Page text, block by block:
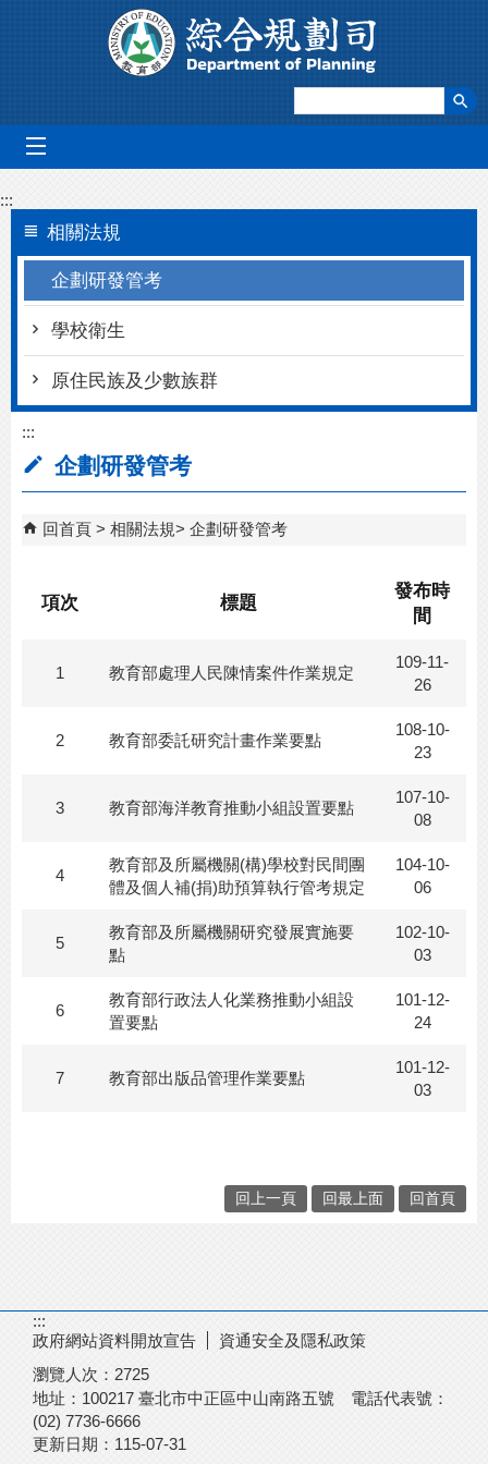
跳到主要內容區塊
:::
相關法規
企劃研發管考
學校衛生
原住民族及少數族群
:::
企劃研發管考
回首頁 相關法規 企劃研發管考
項次 標題
發布時
間
1 教育部處理人民陳情案件作業規定
109-11-
26
2 教育部委託研究計畫作業要點
108-10-
23
3 教育部海洋教育推動小組設置要點
107-10-
08
4
教育部及所屬機關(構)學校對民間團
體及個人補(捐)助預算執行管考規定
104-10-
06
5
教育部及所屬機關研究發展實施要
點
102-10-
03
6
教育部行政法人化業務推動小組設
置要點
101-12-
24
7 教育部出版品管理作業要點
101-12-
03
回上一頁 回最上面 回首頁
:::
政府網站資料開放宣告
資通安全及隱私政策
瀏覽人次： 2725
地址：100217 臺北市中正區中山南路五號 電話代表號：
(02) 7736-6666
更新日期： 115-07-31